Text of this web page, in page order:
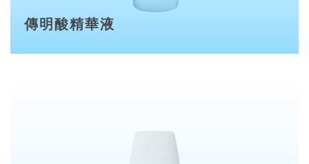
傳明酸精華液